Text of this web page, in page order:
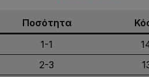
Ποσότητα
1-1
2-3